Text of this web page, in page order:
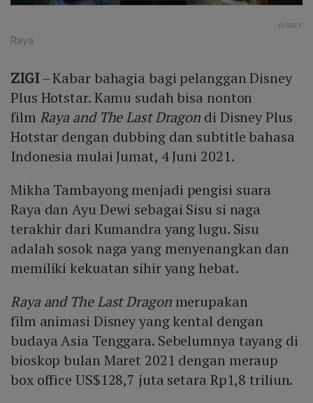
DISNEY
Raya
ZIGI– Kabar bahagia bagi pelanggan Disney
Plus Hotstar. Kamu sudah bisa nonton
film Raya and The Last Dragon di Disney Plus
Hotstar dengan dubbing dan subtitle bahasa
Indonesia mulai Jumat, 4 Juni 2021.
Mikha Tambayong menjadi pengisi suara
Raya dan Ayu Dewi sebagai Sisu si naga
terakhir dari Kumandra yang lugu. Sisu
adalah sosok naga yang menyenangkan dan
memiliki kekuatan sihir yang hebat.
Raya and The Last Dragon merupakan
film animasi Disney yang kental dengan
budaya Asia Tenggara. Sebelumnya tayang di
bioskop bulan Maret 2021 dengan meraup
box office US$128,7 juta setara Rp1,8 triliun.